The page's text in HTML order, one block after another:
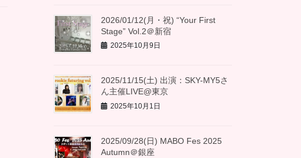
2026/01/12(月・祝) “Your First
Stage” Vol.2＠新宿
2025年10月9日
2025/11/15(土) 出演：SKY-MY5さ
ん主催LIVE@東京
2025年10月1日
2025/09/28(日) MABO Fes 2025
Autumn＠銀座